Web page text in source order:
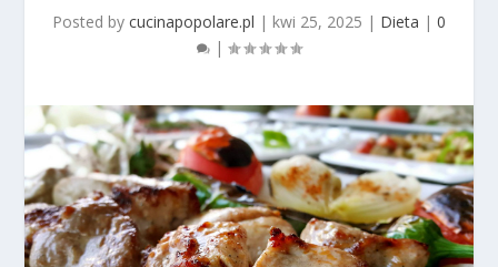
Posted by cucinapopolare.pl | kwi 25, 2025 | Dieta | 0
|